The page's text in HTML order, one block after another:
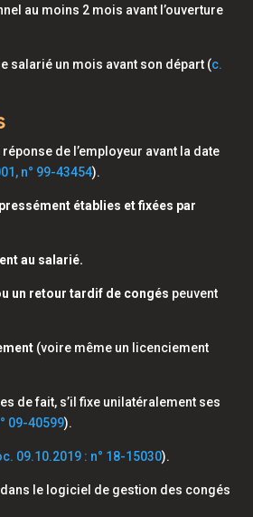
au moins 2 mois avant l’ouverture
salarié un mois avant son départ (c.
de l’employeur avant la date
n° 99-43454).
établies et fixées par
au salarié.
un retour tardif de congés peuvent
(voire même un licenciement
de fait, s’il fixe unilatéralement ses
09-40599).
09.10.2019 : n° 18-15030).
le logiciel de gestion des congés